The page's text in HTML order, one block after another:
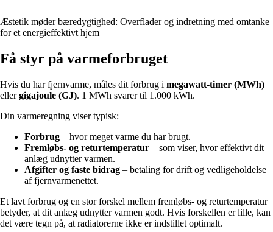
Æstetik møder bæredygtighed: Overflader og indretning med omtanke
for et energieffektivt hjem
Få styr på varmeforbruget
Hvis du har fjernvarme, måles dit forbrug i megawatt-timer (MWh)
ellergigajoule (GJ). 1 MWh svarer til 1.000 kWh.
Din varmeregning viser typisk:
Forbrug – hvor meget varme du har brugt.
Fremløbs- og returtemperatur – som viser, hvor effektivt dit
anlæg udnytter varmen.
Afgifter og faste bidrag – betaling for drift og vedligeholdelse
af fjernvarmenettet.
Et lavt forbrug og en stor forskel mellem fremløbs- og returtemperatur
betyder, at dit anlæg udnytter varmen godt. Hvis forskellen er lille, kan
det være tegn på, at radiatorerne ikke er indstillet optimalt.